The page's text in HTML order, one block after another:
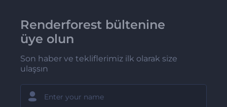
Renderforest bültenine
üye olun
Son haber ve tekliflerimiz ilk olarak size
ulaşsın